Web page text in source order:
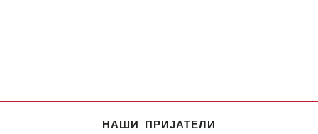
НАШИ ПРИЈАТЕЛИ